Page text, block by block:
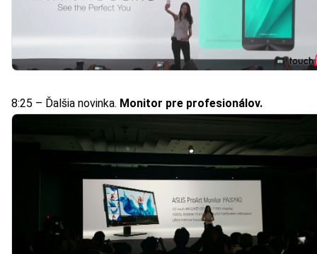
8:25 – Ďalšia novinka. Monitor pre profesionálov.